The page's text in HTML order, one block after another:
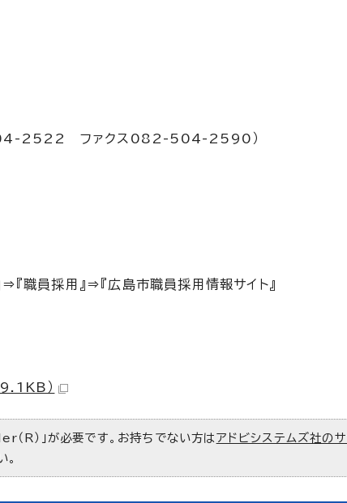
2522 ファクス082-504-2590）
『職員採用』⇒『広島市職員採用情報サイト』
）
R）」が必要です。お持ちでない方は アドビシステムズ社のサ
。